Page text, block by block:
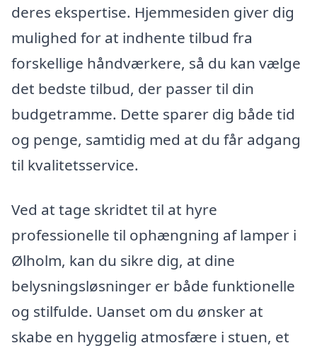
deres ekspertise. Hjemmesiden giver dig
mulighed for at indhente tilbud fra
forskellige håndværkere, så du kan vælge
det bedste tilbud, der passer til din
budgetramme. Dette sparer dig både tid
og penge, samtidig med at du får adgang
til kvalitetsservice.
Ved at tage skridtet til at hyre
professionelle til ophængning af lamper i
Ølholm, kan du sikre dig, at dine
belysningsløsninger er både funktionelle
og stilfulde. Uanset om du ønsker at
skabe en hyggelig atmosfære i stuen, et